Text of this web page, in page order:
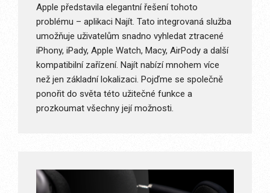
Apple představila elegantní řešení tohoto
problému – aplikaci Najít. Tato integrovaná služba
umožňuje uživatelům snadno vyhledat ztracené
iPhony, iPady, Apple Watch, Macy, AirPody a další
kompatibilní zařízení. Najít nabízí mnohem více
než jen základní lokalizaci. Pojďme se společně
ponořit do světa této užitečné funkce a
prozkoumat všechny její možnosti.